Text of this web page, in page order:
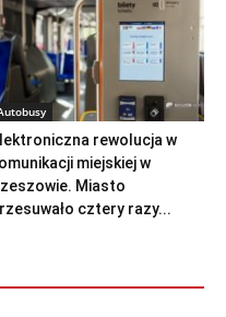
rewolucja w
miejskiej w
Miasto
cztery razy...